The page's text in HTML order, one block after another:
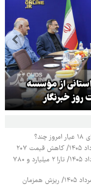
از مؤسسه
خبرنگار
قیمت محصولات ایران خودرو دوشنبه ۱۹ مرداد ۱۴۰۵/ تارا ۲ میلیارد و ۷۸۰
قیمت محصولات ایران خودرو چهارشنبه ۱۴ مرداد ۱۴۰۵/ ریزش همزمان